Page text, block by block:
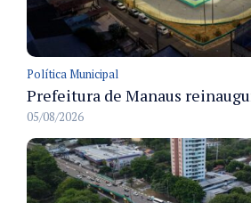
Política Municipal
05/08/2026